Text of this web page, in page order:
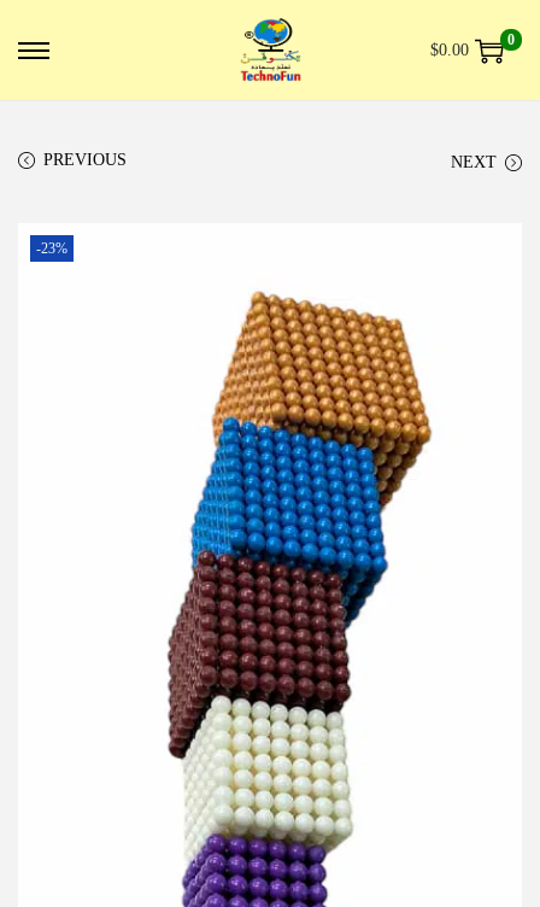
$0.00
0
PREVIOUS NEXT
-23%